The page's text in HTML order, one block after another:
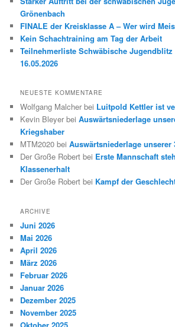
Grönenbach
FINALE der Kreisklasse A – Wer wird
Kein Schachtraining am Tag der Arbeit
Teilnehmerliste Schwäbische
16.05.2026
NEUESTE KOMMENTARE
Wolfgang Malcher bei Luitpold Kettler ist
Kevin Bleyer beiAuswärtsniederlage
Kriegshaber
MTM2020 beiAuswärtsniederlage
Der Große Robert bei Erste Mannschaft
Klassenerhalt
Der Große Robert bei Kampf der
ARCHIVE
Juni 2026
Mai 2026
April 2026
März 2026
Februar 2026
Januar 2026
Dezember 2025
November 2025